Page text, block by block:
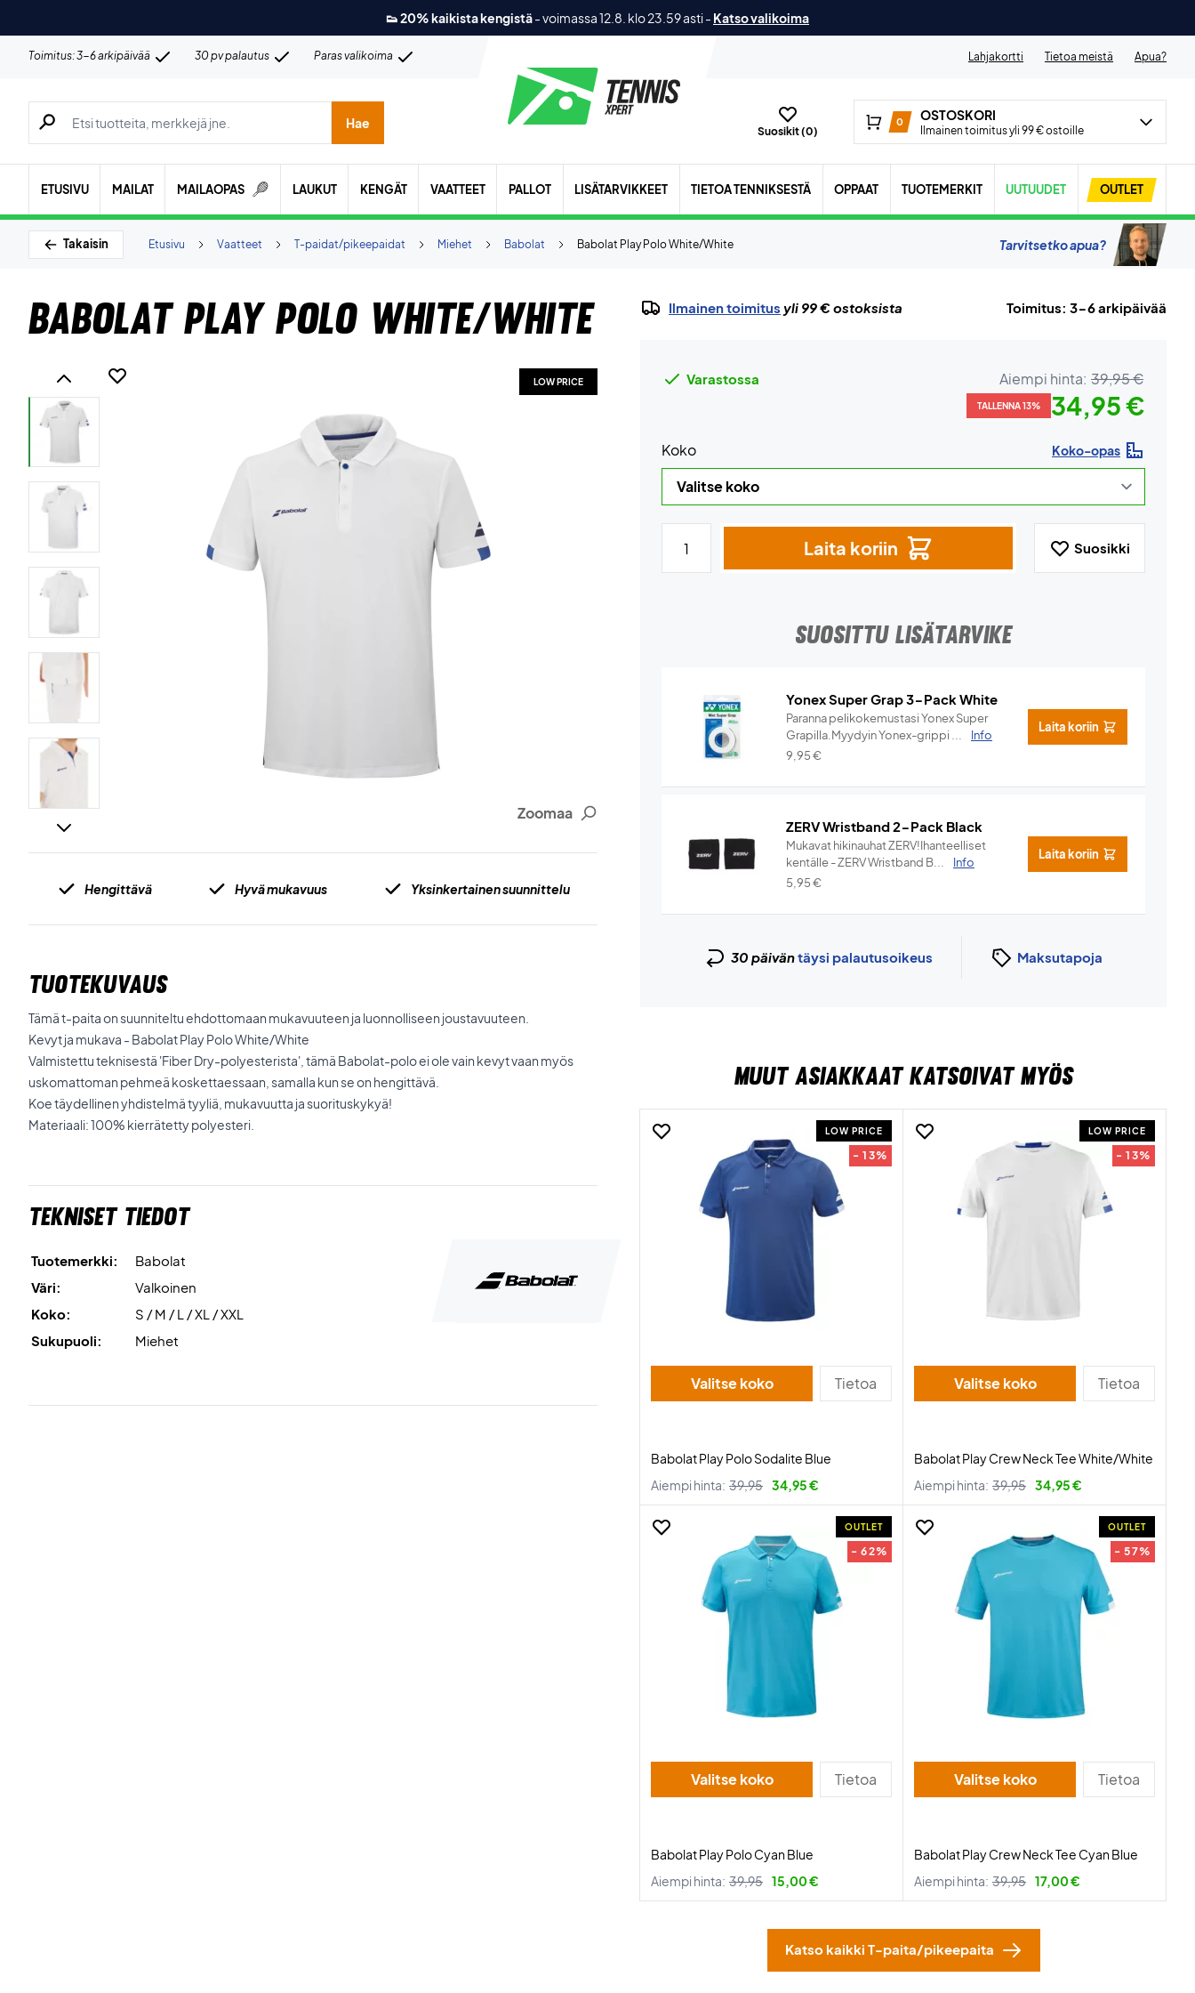
👟 20% kaikista kengistä-voimassa 12.8. klo 23.59 asti- Katso valikoima
Toimitus: 3-6 arkipäivää 30 pv palautus Paras valikoima Lahjakortti Tietoa meistä Apua?
Hae tuotteita, merkkejä jne.
Hae
Suosikit (0)
0 OSTOSKORI
Ilmainen toimitus yli 99 € ostoille
ETUSIVU MAILAT MAILAOPAS LAUKUT KENGÄT VAATTEET PALLOT LISÄTARVIKKEET TIETOA TENNIKSESTÄ OPPAAT TUOTEMERKIT UUTUUDET OUTLET
Takaisin Babolat Play Polo White/White
Babolat
Miehet
T-paidat/pikeepaidat
Vaatteet
Etusivu Tarvitsetko apua?
Babolat Play Polo White/White
Zoomaa
LOW PRICE
Hengittävä Hyvä mukavuus Yksinkertainen suunnittelu
TUOTEKUVAUS
Tämä t-paita on suunniteltu ehdottomaan mukavuuteen ja luonnolliseen joustavuuteen.
Kevyt ja mukava - Babolat Play Polo White/White
Valmistettu teknisestä 'Fiber Dry-polyesterista', tämä Babolat-polo ei ole vain kevyt vaan myös
uskomattoman pehmeä koskettaessaan, samalla kun se on hengittävä.
Koe täydellinen yhdistelmä tyyliä, mukavuutta ja suorituskykyä!
Materiaali: 100% kierrätetty polyesteri.
Tekniset tiedot
Tuotemerkki:
Babolat
Väri:
Valkoinen
Koko:
S / M / L / XL / XXL
Sukupuoli:
Miehet
Ilmainen toimitus yli 99 € ostoksista Toimitus: 3-6 arkipäivää
Varastossa Aiempi hinta: 39,95 €
TALLENNA 13% 34,95 €
Koko Koko-opas
Laita koriin Suosikki
SUOSITTU LISÄTARVIKE
Yonex Super Grap 3-Pack White
Paranna pelikokemustasi Yonex Super
Grapilla.Myydyin Yonex-grippi ...
Info
9,95€
Laita koriin
ZERV Wristband 2-Pack Black
Mukavat hikinauhat ZERV!Ihanteelliset
kentälle - ZERV Wristband B...
Info
5,95€
Laita koriin
30 päiväntäysi palautusoikeus Maksutapoja
MUUT ASIAKKAAT KATSOIVAT MYÖS
LOW PRICE
- 13%
Valitse koko Tietoa
Babolat Play Polo Sodalite Blue
Aiempi hinta: 39,95 34,95 €
LOW PRICE
- 13%
Valitse koko Tietoa
Babolat Play Crew Neck Tee White/White
Aiempi hinta: 39,95 34,95 €
OUTLET
- 62%
Valitse koko Tietoa
Babolat Play Polo Cyan Blue
Aiempi hinta: 39,95 15,00 €
OUTLET
- 57%
Valitse koko Tietoa
Babolat Play Crew Neck Tee Cyan Blue
Aiempi hinta: 39,95 17,00 €
Katso kaikki T-paita/pikeepaita